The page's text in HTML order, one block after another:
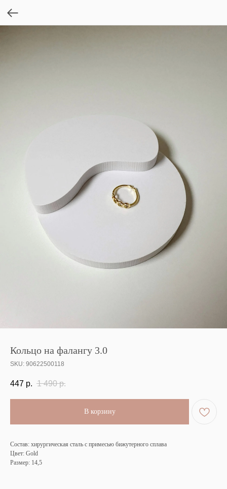
Кольцо на фалангу 3.0
SKU: 90622500118
447 р. 1 490 р.
В корзину
Состав: хирургическая сталь с примесью бижутерного сплава
Цвет: Gold
Размер: 14,5